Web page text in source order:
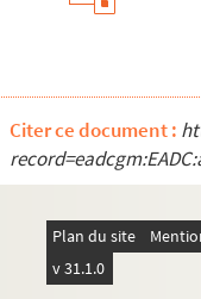
Citer ce document :
Plan du site
v 31.1.0